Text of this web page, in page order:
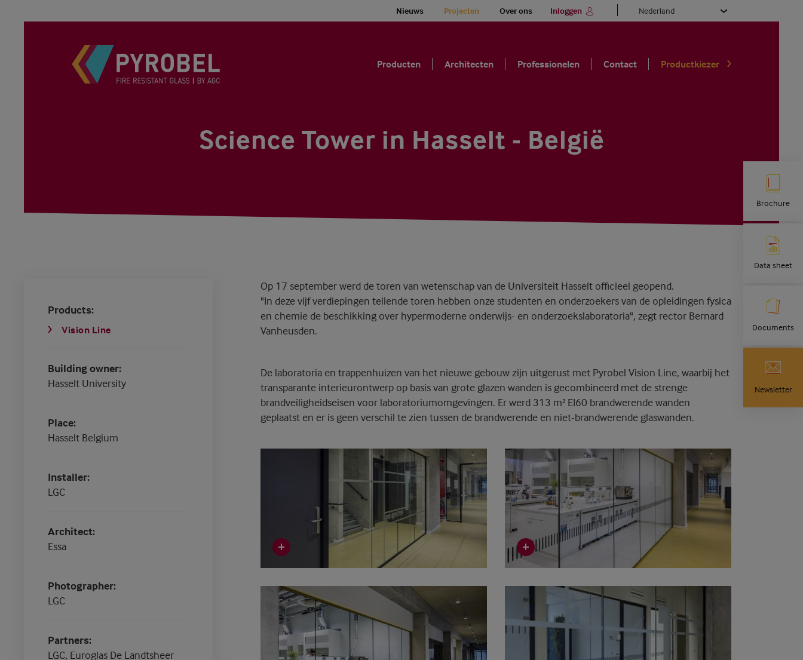
Nieuws Projecten Over ons Inloggen
Select
your
Producten Architecten Professionelen Contact Productkiezer
Brochure
Data sheet
Documents
Newsletter
Science Tower in Hasselt - België
Products
Vision Line
Building owner
Hasselt University
Place
Hasselt Belgium
Installer
LGC
Architect
Essa
Photographer
LGC
Partners
LGC, Euroglas De Landtsheer
Op 17 september werd de toren van wetenschap van de Universiteit Hasselt officieel geopend.
"In deze vijf verdiepingen tellende toren hebben onze studenten en onderzoekers van de opleidingen fysica
en chemie de beschikking over hypermoderne onderwijs- en onderzoekslaboratoria", zegt rector Bernard
Vanheusden.
De laboratoria en trappenhuizen van het nieuwe gebouw zijn uitgerust met Pyrobel Vision Line, waarbij het
transparante interieurontwerp op basis van grote glazen wanden is gecombineerd met de strenge
brandveiligheidseisen voor laboratoriumomgevingen. Er werd 313 m² EI60 brandwerende wanden
geplaatst en er is geen verschil te zien tussen de brandwerende en niet-brandwerende glaswanden.